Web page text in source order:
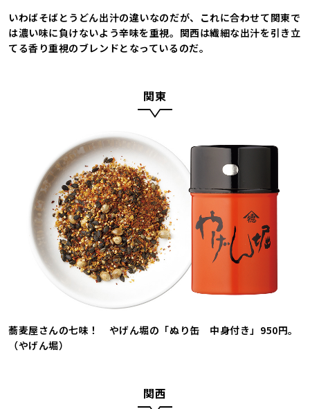
いわばそばとうどん出汁の違いなのだが、これに合わせて関東で
は濃い味に負けないよう辛味を重視。関西は繊細な出汁を引き立
てる香り重視のブレンドとなっているのだ。
関東
蕎麦屋さんの七味！ やげん堀の「ぬり缶 中身付き」950円。
（やげん堀）
関西